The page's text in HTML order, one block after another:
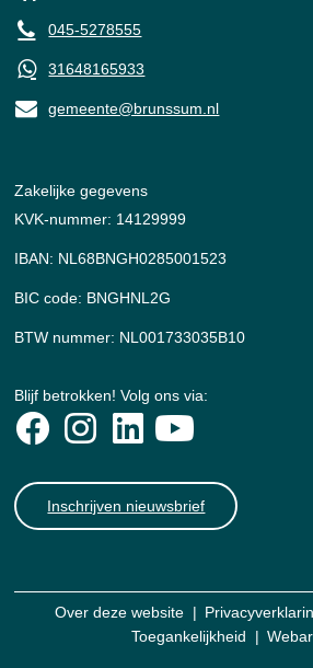
045-5278555
31648165933
gemeente@brunssum.nl
Zakelijke gegevens
KVK-nummer: 14129999
IBAN: NL68BNGH0285001523
BIC code: BNGHNL2G
BTW nummer: NL001733035B10
Blijf betrokken! Volg ons via:
Inschrijven nieuwsbrief
Over deze website
Toegankelijkheid